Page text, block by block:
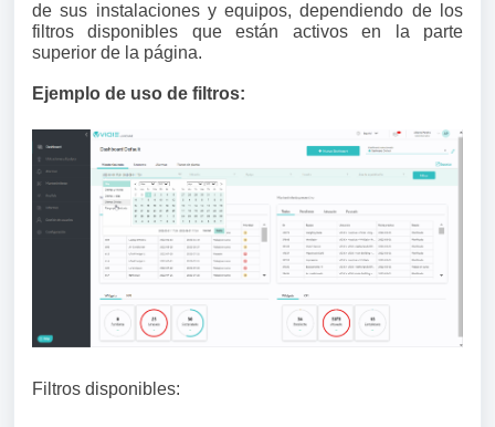
de sus instalaciones y equipos, dependiendo de los
filtros disponibles que están activos en la parte
superior de la página.
Ejemplo de uso de filtros:
Filtros disponibles: